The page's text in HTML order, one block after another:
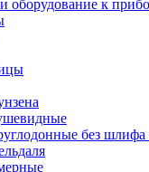
оборудование к
без